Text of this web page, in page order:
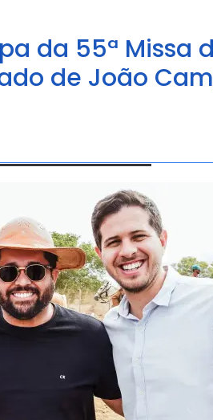
da 55ª Missa
de João